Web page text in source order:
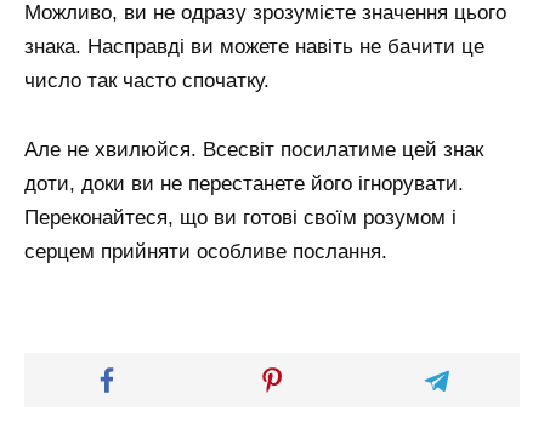
Можливо, ви не одразу зрозумієте значення цього
знака. Насправді ви можете навіть не бачити це
число так часто спочатку.
Але не хвилюйся. Всесвіт посилатиме цей знак
доти, доки ви не перестанете його ігнорувати.
Переконайтеся, що ви готові своїм розумом і
серцем прийняти особливе послання.